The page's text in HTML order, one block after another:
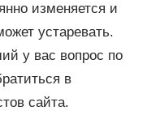
изменяется и
устаревать.
у вас вопрос по
в
сайта.